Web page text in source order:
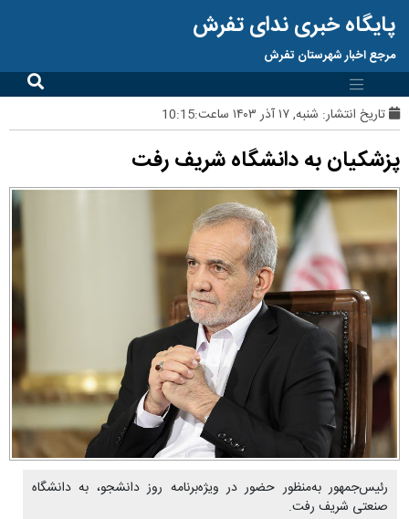
پایگاه خبری ندای تفرش
مرجع اخبار شهرستان تفرش
تاریخ انتشار: شنبه, ۱۷ آذر ۱۴۰۳ ساعت:10:15
پزشکیان به دانشگاه شریف رفت
رئیس‌جمهور به‌منظور حضور در ویژه‌برنامه روز دانشجو، به دانشگاه
صنعتی شریف رفت.